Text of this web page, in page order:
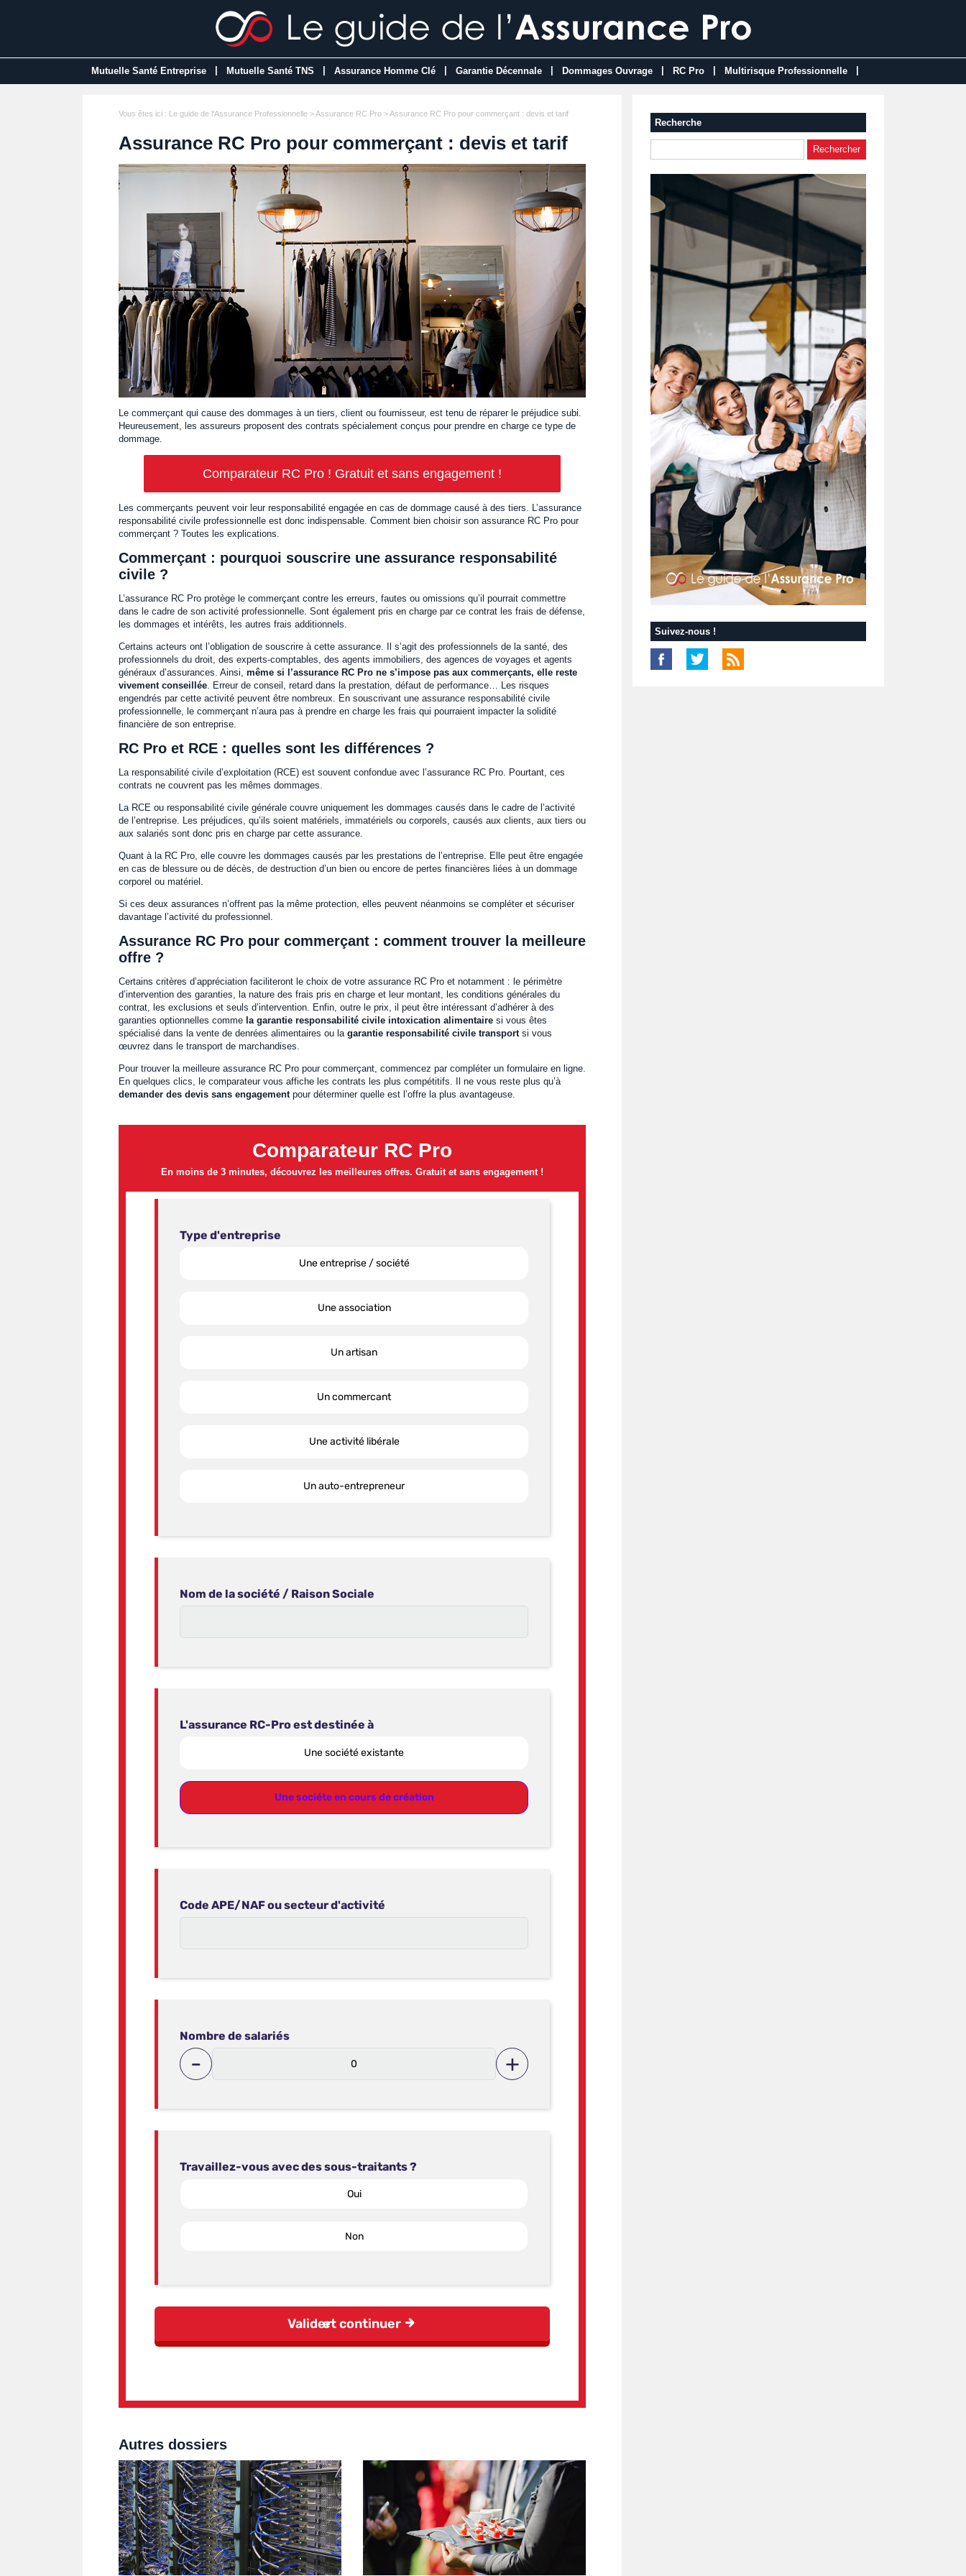
Mutuelle Santé Entreprise Mutuelle Santé TNS Assurance Homme Clé Garantie Décennale Dommages Ouvrage RC Pro Multirisque Professionnelle
Vous êtes ici : Le guide de l'Assurance Professionnelle>Assurance RC Pro> Assurance RC Pro pour commerçant : devis et tarif
Assurance RC Pro pour commerçant : devis et tarif
Le commerçant qui cause des dommages à un tiers, client ou fournisseur, est tenu de réparer le préjudice subi.
Heureusement, les assureurs proposent des contrats spécialement conçus pour prendre en charge ce type de
dommage.
Comparateur RC Pro ! Gratuit et sans engagement !
Les commerçants peuvent voir leur responsabilité engagée en cas de dommage causé à des tiers. L’assurance
responsabilité civile professionnelle est donc indispensable. Comment bien choisir son assurance RC Pro pour
commerçant ? Toutes les explications.
Commerçant : pourquoi souscrire une assurance responsabilité
civile ?
L’assurance RC Pro protège le commerçant contre les erreurs, fautes ou omissions qu’il pourrait commettre
dans le cadre de son activité professionnelle. Sont également pris en charge par ce contrat les frais de défense,
les dommages et intérêts, les autres frais additionnels.
Certains acteurs ont l’obligation de souscrire à cette assurance. Il s’agit des professionnels de la santé, des
professionnels du droit, des experts-comptables, des agents immobiliers, des agences de voyages et agents
généraux d’assurances. Ainsi, même si l’assurance RC Pro ne s’impose pas aux commerçants, elle reste
vivement conseillée. Erreur de conseil, retard dans la prestation, défaut de performance… Les risques
engendrés par cette activité peuvent être nombreux. En souscrivant une assurance responsabilité civile
professionnelle, le commerçant n’aura pas à prendre en charge les frais qui pourraient impacter la solidité
financière de son entreprise.
RC Pro et RCE : quelles sont les différences ?
La responsabilité civile d’exploitation (RCE) est souvent confondue avec l’assurance RC Pro. Pourtant, ces
contrats ne couvrent pas les mêmes dommages.
La RCE ou responsabilité civile générale couvre uniquement les dommages causés dans le cadre de l’activité
de l’entreprise. Les préjudices, qu’ils soient matériels, immatériels ou corporels, causés aux clients, aux tiers ou
aux salariés sont donc pris en charge par cette assurance.
Quant à la RC Pro, elle couvre les dommages causés par les prestations de l’entreprise. Elle peut être engagée
en cas de blessure ou de décès, de destruction d’un bien ou encore de pertes financières liées à un dommage
corporel ou matériel.
Si ces deux assurances n’offrent pas la même protection, elles peuvent néanmoins se compléter et sécuriser
davantage l’activité du professionnel.
Assurance RC Pro pour commerçant : comment trouver la meilleure
offre ?
Certains critères d’appréciation faciliteront le choix de votre assurance RC Pro et notamment : le périmètre
d’intervention des garanties, la nature des frais pris en charge et leur montant, les conditions générales du
contrat, les exclusions et seuls d’intervention. Enfin, outre le prix, il peut être intéressant d’adhérer à des
garanties optionnelles comme la garantie responsabilité civile intoxication alimentairesi vous êtes
spécialisé dans la vente de denrées alimentaires ou la garantie responsabilité civile transportsi vous
œuvrez dans le transport de marchandises.
Pour trouver la meilleure assurance RC Pro pour commerçant, commencez par compléter un formulaire en ligne.
En quelques clics, le comparateur vous affiche les contrats les plus compétitifs. Il ne vous reste plus qu’à
demander des devis sans engagementpour déterminer quelle est l’offre la plus avantageuse.
Comparateur RC Pro
En moins de 3 minutes, découvrez les meilleures offres. Gratuit et sans engagement !
Autres dossiers
Recherche
Suivez-nous !